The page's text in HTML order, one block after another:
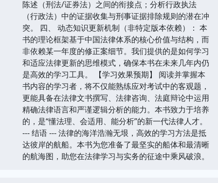
陈述（刑法/证券法）之间的衔接点；分析行政执法
（行政法）中的证据收集与刑事证据排除规则的潜在冲
突。 四、 动态知识更新机制（非特定版本依赖）： 本
书的理论框架基于中国法律体系的核心价值与结构，而
非依赖某一年度的修正案细节。我们提供的是如何学习
和适应法律更新的思维模式，确保本书在未来几年内仍
是高效的学习工具。 【学习效果预期】 阅读并掌握本
书内容的学习者，将不仅能熟练应对考试中的客观题，
更能具备在法律文书撰写、法律咨询、法庭辩论中运用
精确法律语言和严谨逻辑分析的能力。本书致力于培养
的，是“懂法理、会适用、能分析”的新一代法律人才。
--- 结语 --- 法律的海洋浩瀚无垠，高效的学习方法是抵
达彼岸的航船。本书为您准备了最坚实的船体和最清晰
的航海图，助您在法律学习与实务的征途中乘风破浪。